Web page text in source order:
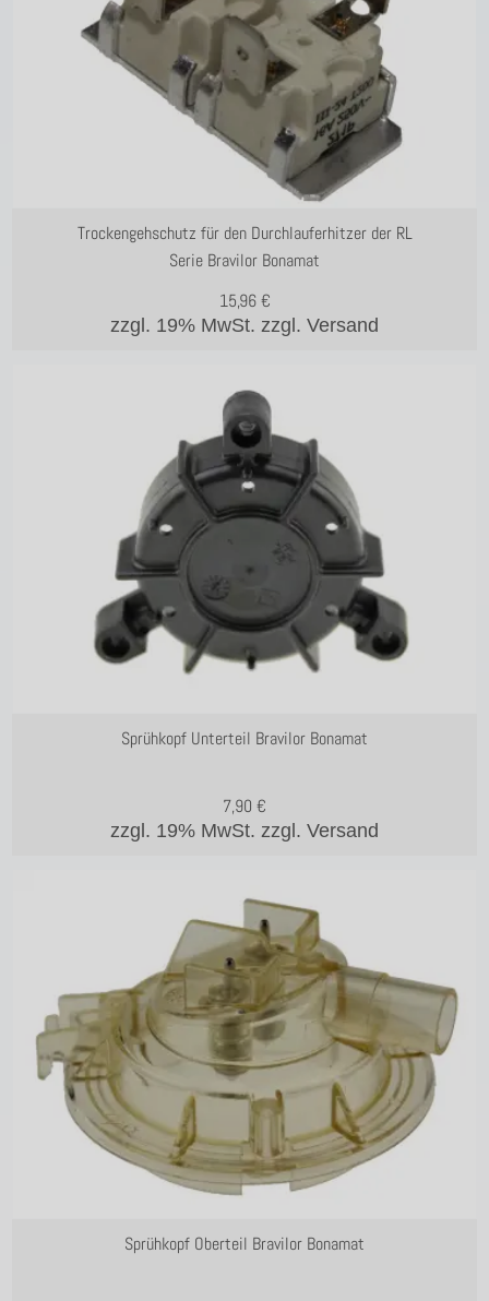
Trockengehschutz für den Durchlauferhitzer der RL
Serie Bravilor Bonamat
zzgl. 19% MwSt. zzgl. Versand
15,96€
Sprühkopf Unterteil Bravilor Bonamat
zzgl. 19% MwSt. zzgl. Versand
7,90 €
Sprühkopf Oberteil Bravilor Bonamat